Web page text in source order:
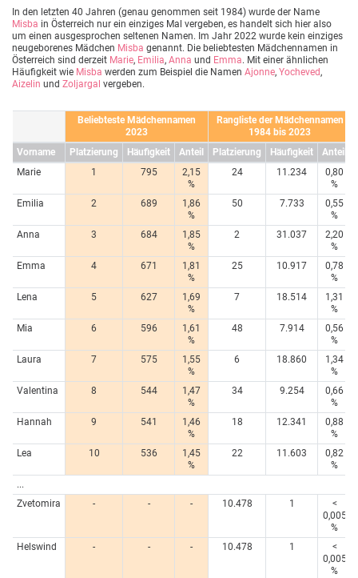
In den letzten 40 Jahren (genau genommen seit 1984) wurde der Name
Misba in Österreich nur ein einziges Mal vergeben, es handelt sich hier also
um einen ausgesprochen seltenen Namen. Im Jahr 2022 wurde kein einziges
neugeborenes Mädchen Misba genannt. Die beliebtesten Mädchennamen in
Österreich sind derzeit Marie, Emilia, Anna und Emma. Mit einer ähnlichen
Häufigkeit wie Misba werden zum Beispiel die Namen Ajonne, Yocheved,
Aizelin und Zoljargal vergeben.
Beliebteste Mädchennamen
2023
Rangliste der Mädchennamen
1984 bis 2023
Vorname
Platzierung Häufigkeit Anteil Platzierung Häufigkeit
Anteil
Marie
1 795
2,15
%
24 11.234
0,80
%
Emilia
2 689
1,86
%
50 7.733
0,55
%
Anna
3 684
1,85
%
2 31.037
2,20
%
Emma
4 671
1,81
%
25 10.917
0,78
%
Lena
5 627
1,69
%
7 18.514
1,31
%
Mia
6 596
1,61
%
48 7.914
0,56
%
Laura
7 575
1,55
%
6 18.860
1,34
%
Valentina
8 544
1,47
%
34 9.254
0,66
%
Hannah
9 541
1,46
%
18 12.341
0,88
%
Lea
10 536
1,45
%
22 11.603
0,82
%
...
Zvetomira
- - - 10.478 1
<
0,005
%
Helswind
- - - 10.478 1
<
0,005
%